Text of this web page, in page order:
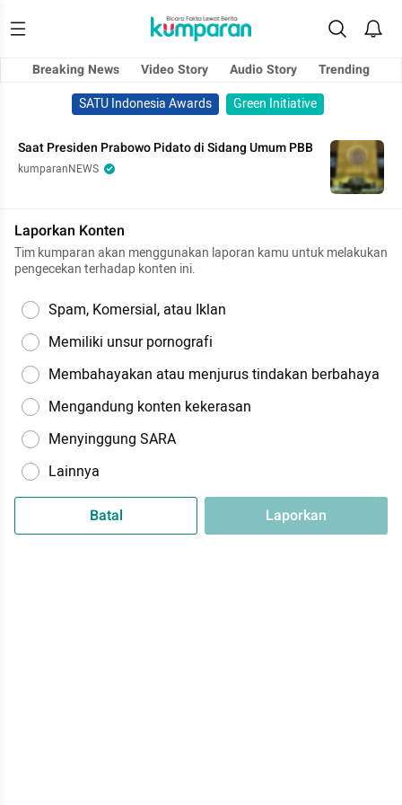
Breaking News Video Story Audio Story
Trending
SATU Indonesia Awards
Green Initiative
Saat Presiden Prabowo Pidato di Sidang Umum PBB
kumparanNEWS
Laporkan Konten
Tim kumparan akan menggunakan laporan kamu untuk melakukan
pengecekan terhadap konten ini.
Spam, Komersial, atau Iklan
Memiliki unsur pornografi
Membahayakan atau menjurus tindakan berbahaya
Mengandung konten kekerasan
Menyinggung SARA
Lainnya
Batal Laporkan